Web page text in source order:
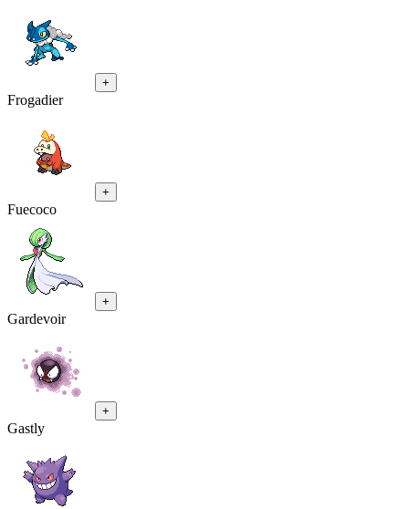
+
Frogadier
+
Fuecoco
+
Gardevoir
+
Gastly